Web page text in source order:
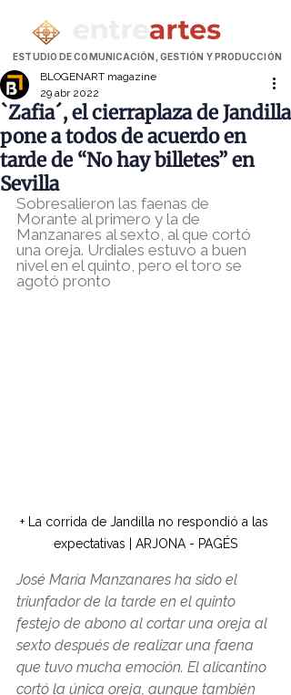
ESTUDIO DE COMUNICACIÓN, GESTIÓN Y PRODUCCIÓN
`Zafia´, el cierraplaza de Jandilla
pone a todos de acuerdo en
tarde de “No hay billetes” en
Sevilla
BLOGENART magazine
29 abr 2022
Sobresalieron las faenas de
Morante al primero y la de
Manzanares al sexto, al que cortó
una oreja. Urdiales estuvo a buen
nivel en el quinto, pero el toro se
agotó pronto
+ La corrida de Jandilla no respondió a las
expectativas | ARJONA - PAGÉS
José María Manzanares ha sido el
triunfador de la tarde en el quinto
festejo de abono al cortar una oreja al
sexto después de realizar una faena
que tuvo mucha emoción. El alicantino
cortó la única oreja, aunque también